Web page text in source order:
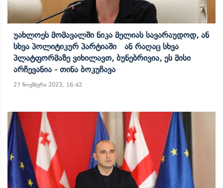
Უახლოეს Მომავალში Ნიკა Მელიას Სავარაუდოდ, Ან
Სხვა Პოლიტიკურ Პარტიაში Ან Რაღაც Სხვა
Პლატფორმაზე Ვიხილავთ, Ბუნებრივია, Ეს Მისი
Არჩევანია - Თინა Ბოკუჩავა
27 ნოემბერი 2023, 16:42